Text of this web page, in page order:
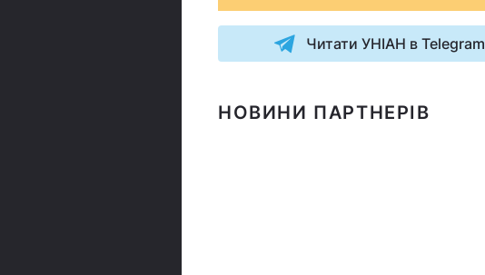
Читати УНІАН в Telegram
НОВИНИ ПАРТНЕРІВ